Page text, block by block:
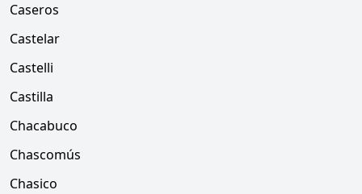
Caseros
Castelar
Castelli
Castilla
Chacabuco
Chascomús
Chasico